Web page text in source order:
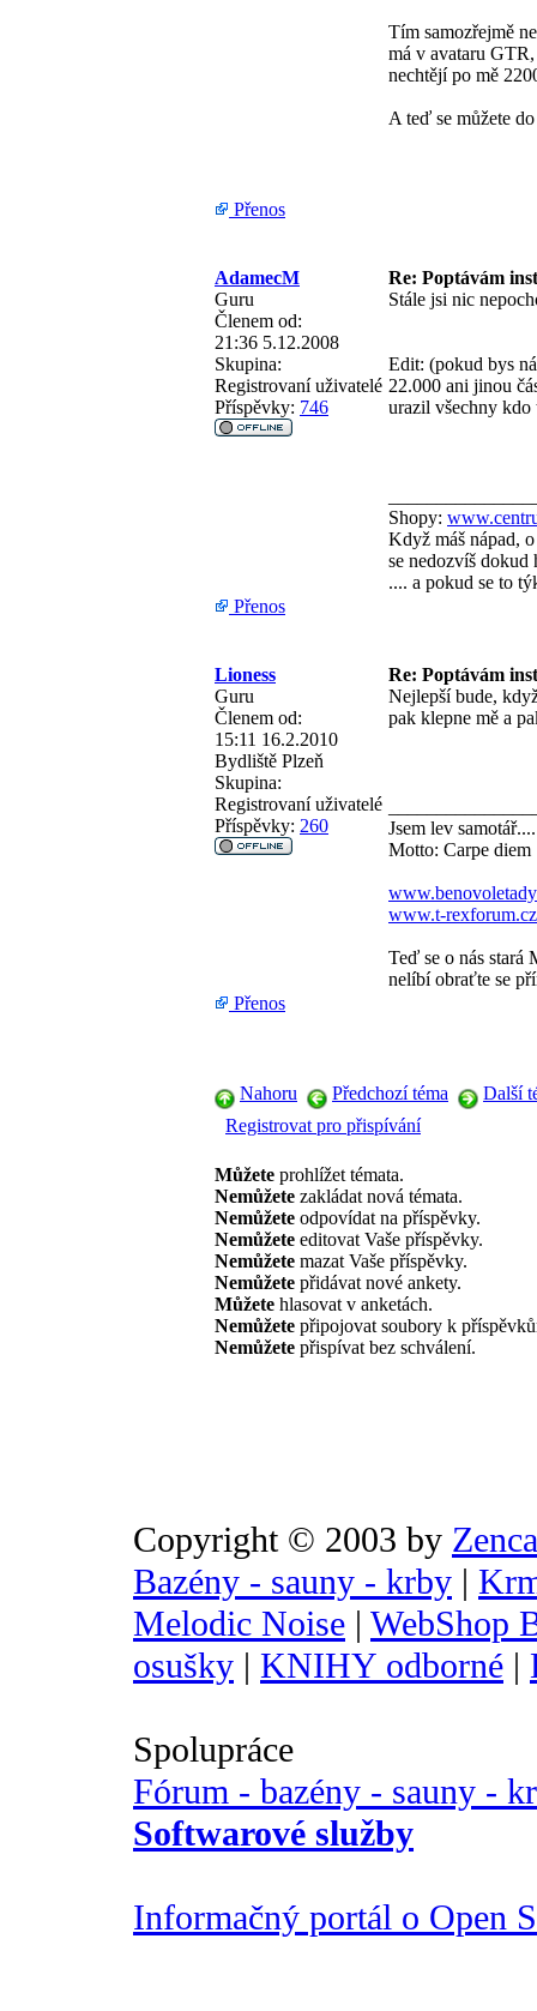
Tím samozřejmě
má v avataru
nechtějí po mě
A teď se můžete
Přenos
AdamecM
Re: Poptávám
Guru
Členem od:
21:36 5.12.2008
Skupina:
Registrovaní uživatelé
Příspěvky: 746
Stále jsi nic
Edit: (pokud bys
22.000 ani jinou
urazil všechny
Shopy:
Když máš nápad,
se nedozvíš dokud
.... a pokud se to
Přenos
Lioness
Re: Poptávám
Guru
Členem od:
15:11 16.2.2010
Bydliště Plzeň
Skupina:
Registrovaní uživatelé
Příspěvky: 260
Nejlepší bude,
pak klepne mě a
Jsem lev
Motto: Carpe diem
www.t-rexforum.cz
Teď se o nás stará
nelíbí obraťte se
Přenos
Nahoru Předchozí téma
Další
Registrovat pro přispívání
Můžete prohlížet témata.
Nemůžete zakládat nová témata.
Nemůžete odpovídat na příspěvky.
Nemůžete editovat Vaše příspěvky.
Nemůžete mazat Vaše příspěvky.
Nemůžete přidávat nové ankety.
Můžete hlasovat v anketách.
Nemůžete připojovat soubory k
Nemůžete přispívat bez schválení.
Copyright © 2003 by
Bazény - sauny - krby |
Melodic Noise | WebShop
osušky | KNIHY odborné |
Spolupráce
Fórum - bazény - sauny -
Softwarové služby
Informačný portál o Open